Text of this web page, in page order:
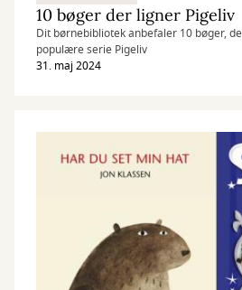
10 bøger der ligner Pigeliv
Dit børnebibliotek anbefaler 10 bøger,
populære serie Pigeliv
31. maj 2024